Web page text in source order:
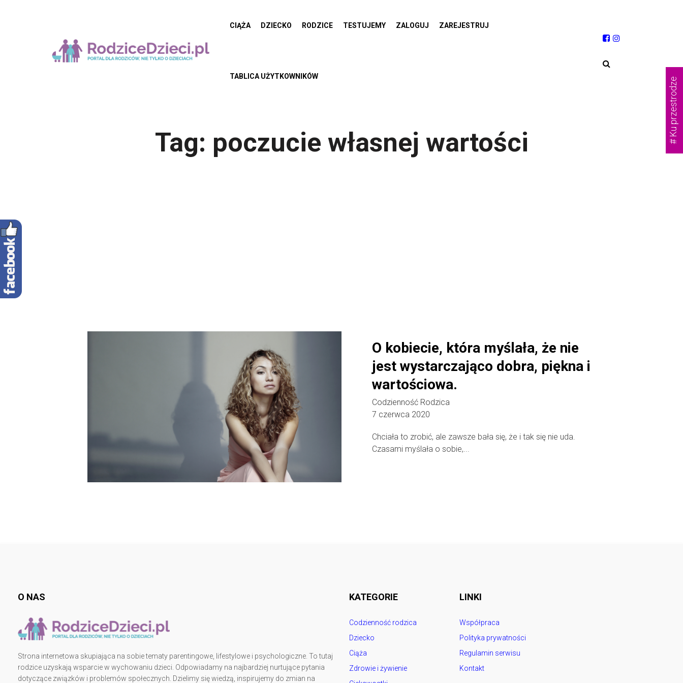
CIĄŻA DZIECKO RODZICE TESTUJEMY ZALOGUJ ZAREJESTRUJ
TABLICA UŻYTKOWNIKÓW
Tag: poczucie własnej wartości
O kobiecie, która myślała, że nie
jest wystarczająco dobra, piękna i
wartościowa.
Codzienność Rodzica
7 czerwca 2020
Chciała to zrobić, ale zawsze bała się, że i tak się nie uda.
Czasami myślała o sobie,...
O NAS
Strona internetowa skupiająca na sobie tematy parentingowe, lifestylowe i psychologiczne. To tutaj
rodzice uzyskają wsparcie w wychowaniu dzieci. Odpowiadamy na najbardziej nurtujące pytania
dotyczące związków i problemów społecznych. Dzielimy się wiedzą, inspirujemy do zmian na
KATEGORIE
Codzienność rodzica
Dziecko
Ciąża
Zdrowie i żywienie
LINKI
Współpraca
Polityka prywatności
Regulamin serwisu
Kontakt
# Ku przestrodze